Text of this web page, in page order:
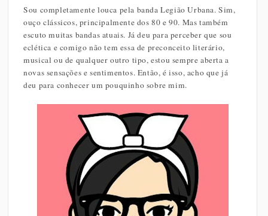
Sou completamente louca pela banda Legião Urbana. Sim,
ouço clássicos, principalmente dos 80 e 90. Mas também
escuto muitas bandas atuais. Já deu para perceber que sou
eclética e comigo não tem essa de preconceito literário,
musical ou de qualquer outro tipo, estou sempre aberta a
novas sensações e sentimentos. Então, é isso, acho que já
deu para conhecer um pouquinho sobre mim.